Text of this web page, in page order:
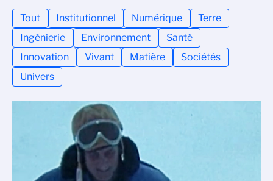
Tout Institutionnel Numérique
Terre
Ingénierie
Environnement
Santé
Innovation
Vivant Matière
Sociétés
Univers